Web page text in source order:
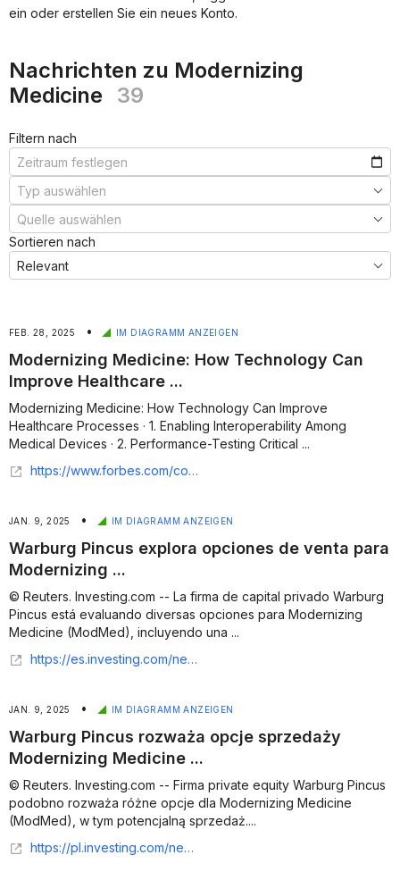
ein oder erstellen Sie ein neues Konto.
Nachrichten zu Modernizing
Medicine
39
Filtern nach
Sortieren nach
FEB. 28, 2025 • IM DIAGRAMM ANZEIGEN
Modernizing Medicine: How Technology Can
Improve Healthcare ...
Modernizing Medicine: How Technology Can Improve
Healthcare Processes · 1. Enabling Interoperability Among
Medical Devices · 2. Performance-Testing Critical ...
https://www.forbes.com/councils/forbestechcouncil/2025/02/27/modernizing-medicine-how-technology-can-improve-healthcare-processes/
JAN. 9, 2025 • IM DIAGRAMM ANZEIGEN
Warburg Pincus explora opciones de venta para
Modernizing ...
© Reuters. Investing.com -- La firma de capital privado Warburg
Pincus está evaluando diversas opciones para Modernizing
Medicine (ModMed), incluyendo una ...
https://es.investing.com/news/stock-market-news/warburg-pincus-explora-opciones-de-venta-para-modernizing-medicine--reuters-93CH-2970601
JAN. 9, 2025 • IM DIAGRAMM ANZEIGEN
Warburg Pincus rozważa opcje sprzedaży
Modernizing Medicine ...
© Reuters. Investing.com -- Firma private equity Warburg Pincus
podobno rozważa różne opcje dla Modernizing Medicine
(ModMed), w tym potencjalną sprzedaż....
https://pl.investing.com/news/stock-market-news/warburg-pincus-rozwaza-opcje-sprzedazy-modernizing-medicine--reuters-93CH-802890